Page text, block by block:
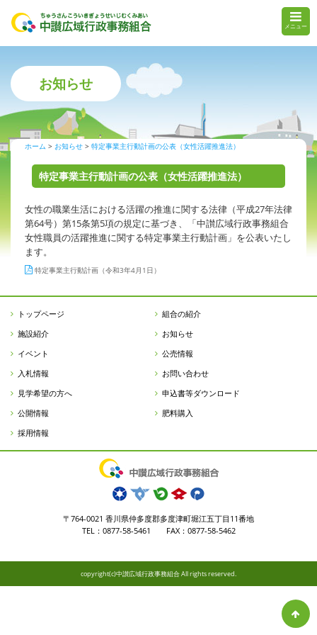
メニュー
お知らせ
ホーム お知らせ 特定事業主行動計画の公表（女性活躍推進法）
特定事業主行動計画の公表（女性活躍推進法）
女性の職業生活における活躍の推進に関する法律（平成27年法律
第64号）第15条第5項の規定に基づき、「中讃広域行政事務組合
女性職員の活躍推進に関する特定事業主行動計画」を公表いたし
ます。
特定事業主行動計画（令和3年4月1日）
トップページ
組合の紹介
施設紹介
お知らせ
イベント
公売情報
入札情報
お問い合わせ
見学希望の方へ
申込書等ダウンロード
公開情報
肥料購入
採用情報
〒764-0021 香川県仲多度郡多度津町堀江五丁目11番地
TEL：0877-58-5461 FAX：0877-58-5462
copyright(c)中讃広域行政事務組合 All rights reserved.